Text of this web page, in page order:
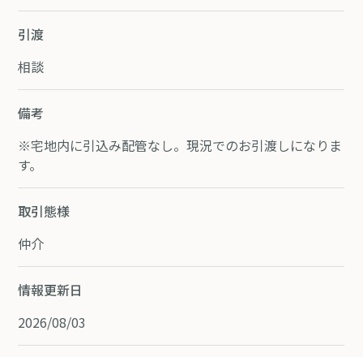
引渡
相談
備考
※宅地内に引込み配管なし。現況でのお引渡しになりま
す。
取引態様
仲介
情報更新日
2026/08/03